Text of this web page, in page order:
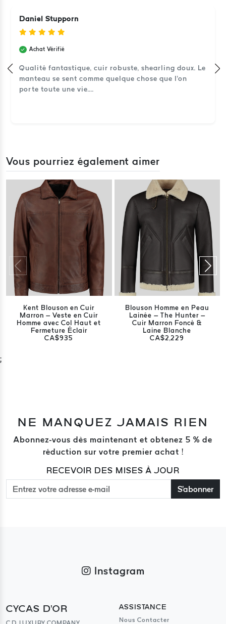
Daniel Stupporn
Achat Vérifié
Qualité fantastique, cuir robuste, shearling doux. Le
manteau se sent comme quelque chose que l'on
porte toute une vie....
Vous pourriez également aimer
Kent Blouson en Cuir
Marron – Veste en Cuir
Homme avec Col Haut et
Fermeture Éclair
CA$935
Blouson Homme en Peau
Lainée – The Hunter –
Cuir Marron Foncé &
Laine Blanche
CA$2,229
;
NE MANQUEZ JAMAIS RIEN
Abonnez-vous dès maintenant et obtenez 5 % de
réduction sur votre premier achat !
RECEVOIR DES MISES À JOUR
S'abonner
Instagram
CYCAS D'OR
C.D LUXURY COMPANY
ASSISTANCE
Nous Contacter